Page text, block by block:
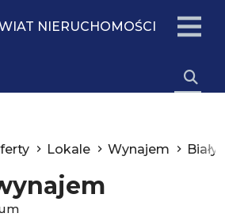
NIERUCHOMOŚCI
Lokale Wynajem